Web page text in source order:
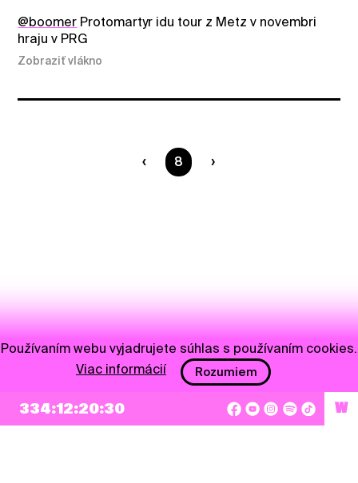
@boomer Protomartyr idu tour z Metz v novembri
hraju v PRG
Zobraziť vlákno
Ste na strane
8
334:12:20:29 W
Používaním webu vyjadrujete súhlas s používaním cookies.
Viac informácií
Rozumiem